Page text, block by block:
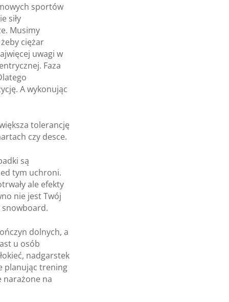
sportów
siły
Musimy
ciężar
uwagi w
Faza
A wykonując
tolerancję
czy desce.
są
tym uchroni.
ale efekty
nie jest Twój
snowboard.
dolnych, a
u osób
nadgarstek
planując trening
narażone na